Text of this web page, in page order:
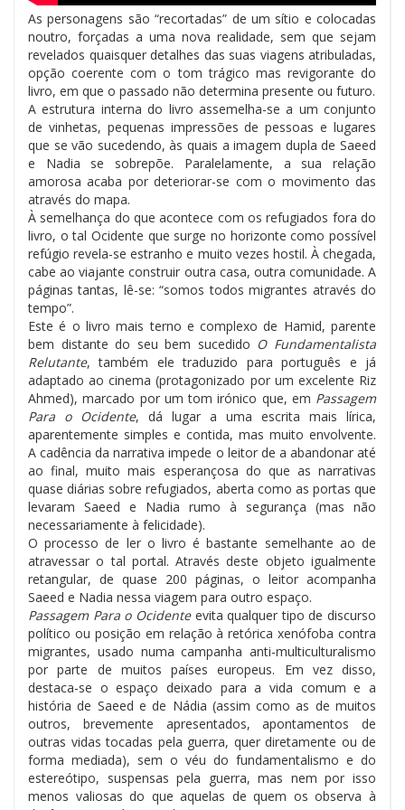
As personagens são “recortadas” de um sítio e colocadas
noutro, forçadas a uma nova realidade, sem que sejam
revelados quaisquer detalhes das suas viagens atribuladas,
opção coerente com o tom trágico mas revigorante do
livro, em que o passado não determina presente ou futuro.
A estrutura interna do livro assemelha-se a um conjunto
de vinhetas, pequenas impressões de pessoas e lugares
que se vão sucedendo, às quais a imagem dupla de Saeed
e Nadia se sobrepõe. Paralelamente, a sua relação
amorosa acaba por deteriorar-se com o movimento das
através do mapa.
À semelhança do que acontece com os refugiados fora do
livro, o tal Ocidente que surge no horizonte como possível
refúgio revela-se estranho e muito vezes hostil. À chegada,
cabe ao viajante construir outra casa, outra comunidade. A
páginas tantas, lê-se: “somos todos migrantes através do
tempo”.
Este é o livro mais terno e complexo de Hamid, parente
bem distante do seu bem sucedido O Fundamentalista
Relutante, também ele traduzido para português e já
adaptado ao cinema (protagonizado por um excelente Riz
Ahmed), marcado por um tom irónico que, em Passagem
Para o Ocidente, dá lugar a uma escrita mais lírica,
aparentemente simples e contida, mas muito envolvente.
A cadência da narrativa impede o leitor de a abandonar até
ao final, muito mais esperançosa do que as narrativas
quase diárias sobre refugiados, aberta como as portas que
levaram Saeed e Nadia rumo à segurança (mas não
necessariamente à felicidade).
O processo de ler o livro é bastante semelhante ao de
atravessar o tal portal. Através deste objeto igualmente
retangular, de quase 200 páginas, o leitor acompanha
Saeed e Nadia nessa viagem para outro espaço.
Passagem Para o Ocidenteevita qualquer tipo de discurso
político ou posição em relação à retórica xenófoba contra
migrantes, usado numa campanha anti-multiculturalismo
por parte de muitos países europeus. Em vez disso,
destaca-se o espaço deixado para a vida comum e a
história de Saeed e de Nádia (assim como as de muitos
outros, brevemente apresentados, apontamentos de
outras vidas tocadas pela guerra, quer diretamente ou de
forma mediada), sem o véu do fundamentalismo e do
estereótipo, suspensas pela guerra, mas nem por isso
menos valiosas do que aquelas de quem os observa à